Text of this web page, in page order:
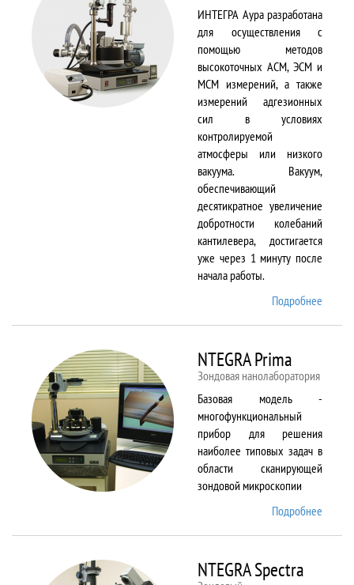
ИНТЕГРА Аура разработана
для осуществления с
помощью методов
высокоточных АСМ, ЭСМ и
МСМ измерений, а также
измерений адгезионных
сил в условиях
контролируемой
атмосферы или низкого
вакуума. Вакуум,
обеспечивающий
десятикратное увеличение
добротности колебаний
кантилевера, достигается
уже через 1 минуту после
начала работы.
Подробнее
NTEGRA Prima
Зондовая нанолаборатория
Базовая модель -
многофункциональный
прибор для решения
наиболее типовых задач в
области сканирующей
зондовой микроскопии
Подробнее
NTEGRA Spectra